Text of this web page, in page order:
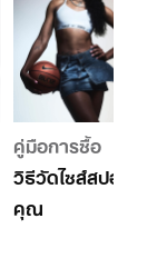
คู่มือการซื้อ
วิธีวัดไซส์สปอร์ตบ
คุณ